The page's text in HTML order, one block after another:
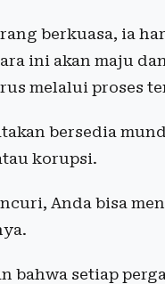
berkuasa, ia
ini akan maju
melalui proses
bersedia
korupsi.
Anda bisa
bahwa setiap